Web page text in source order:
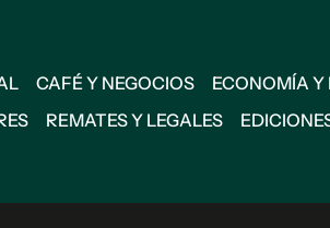
CAFÉ Y NEGOCIOS ECONOMÍA Y
REMATES Y LEGALES